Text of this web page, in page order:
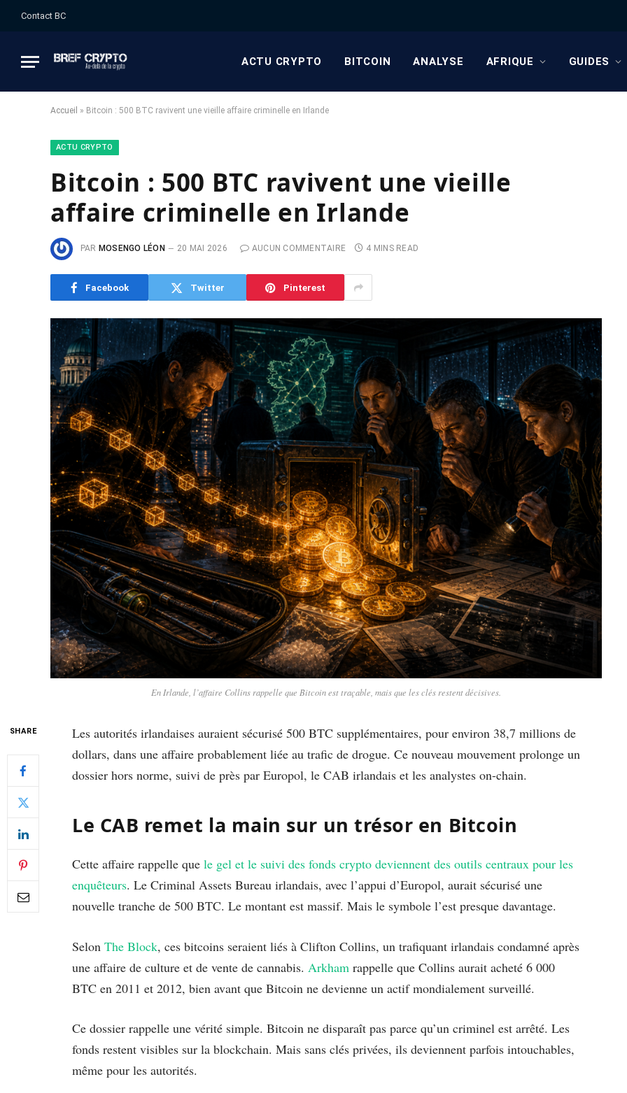
Contact BC
ACTU CRYPTO BITCOIN ANALYSE AFRIQUE GUIDES
Accueil » Bitcoin : 500 BTC ravivent une vieille affaire criminelle en Irlande
ACTU CRYPTO
Bitcoin : 500 BTC ravivent une vieille
affaire criminelle en Irlande
PAR MOSENGO LÉON 20 MAI 2026 AUCUN COMMENTAIRE 4 MINS READ
Facebook Twitter Pinterest
En Irlande, l’affaire Collins rappelle que Bitcoin est traçable, mais que les clés restent décisives.
SHARE
Les autorités irlandaises auraient sécurisé 500 BTC supplémentaires, pour environ 38,7 millions de
dollars, dans une affaire probablement liée au trafic de drogue. Ce nouveau mouvement prolonge un
dossier hors norme, suivi de près par Europol, le CAB irlandais et les analystes on-chain.
Le CAB remet la main sur un trésor en Bitcoin
Cette affaire rappelle que le gel et le suivi des fonds crypto deviennent des outils centraux pour les
enquêteurs. Le Criminal Assets Bureau irlandais, avec l’appui d’Europol, aurait sécurisé une
nouvelle tranche de 500 BTC. Le montant est massif. Mais le symbole l’est presque davantage.
Selon The Block, ces bitcoins seraient liés à Clifton Collins, un trafiquant irlandais condamné après
une affaire de culture et de vente de cannabis. Arkham rappelle que Collins aurait acheté 6 000
BTC en 2011 et 2012, bien avant que Bitcoin ne devienne un actif mondialement surveillé.
Ce dossier rappelle une vérité simple. Bitcoin ne disparaît pas parce qu’un criminel est arrêté. Les
fonds restent visibles sur la blockchain. Mais sans clés privées, ils deviennent parfois intouchables,
même pour les autorités.